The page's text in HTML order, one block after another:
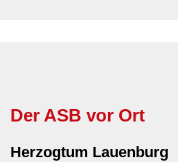
Der ASB vor Ort
Herzogtum Lauenburg